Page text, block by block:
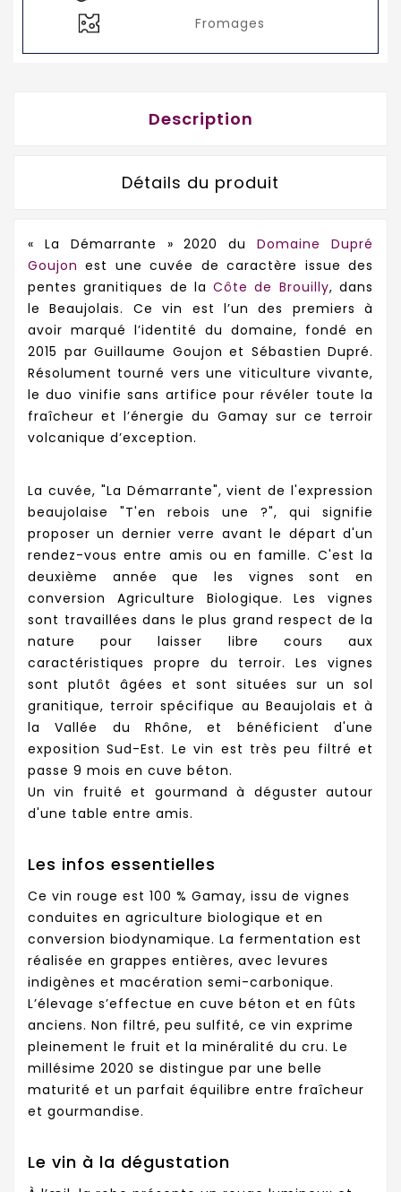
Fromages
Description
Détails du produit
« La Démarrante » 2020 duDomaine Dupré
Goujon est une cuvée de caractère issue des
pentes granitiques de laCôte de Brouilly, dans
le Beaujolais. Ce vin est l’un des premiers à
avoir marqué l’identité du domaine, fondé en
2015 par Guillaume Goujon et Sébastien Dupré.
Résolument tourné vers une viticulture vivante,
le duo vinifie sans artifice pour révéler toute la
fraîcheur et l’énergie du Gamay sur ce terroir
volcanique d’exception.
La cuvée, "La Démarrante", vient de l'expression
beaujolaise "T'en rebois une ?", qui signifie
proposer un dernier verre avant le départ d'un
rendez-vous entre amis ou en famille. C'est la
deuxième année que les vignes sont en
conversion Agriculture Biologique. Les vignes
sont travaillées dans le plus grand respect de la
nature pour laisser libre cours aux
caractéristiques propre du terroir. Les vignes
sont plutôt âgées et sont situées sur un sol
granitique, terroir spécifique au Beaujolais et à
la Vallée du Rhône, et bénéficient d'une
exposition Sud-Est. Le vin est très peu filtré et
passe 9 mois en cuve béton.
Un vin fruité et gourmand à déguster autour
d'une table entre amis.
Les infos essentielles
Ce vin rouge est 100 % Gamay, issu de vignes
conduites en agriculture biologique et en
conversion biodynamique. La fermentation est
réalisée en grappes entières, avec levures
indigènes et macération semi-carbonique.
L’élevage s’effectue en cuve béton et en fûts
anciens. Non filtré, peu sulfité, ce vin exprime
pleinement le fruit et la minéralité du cru. Le
millésime 2020 se distingue par une belle
maturité et un parfait équilibre entre fraîcheur
et gourmandise.
Le vin à la dégustation